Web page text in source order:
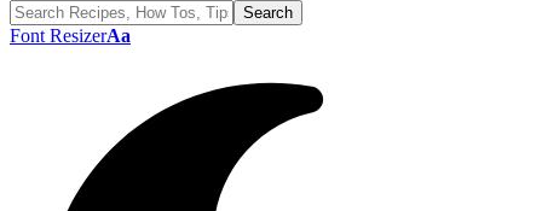
Font ResizerAa